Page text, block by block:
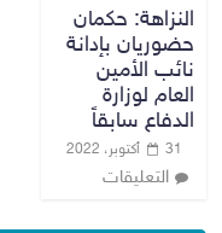
النزاهة: حكمان
حضوريان بإدانة
نائب الأمين
العام لوزارة
الدفاع سابقاً
31 أكتوبر، 2022
التعليقات